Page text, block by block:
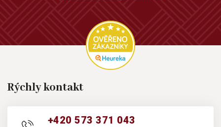
Rýchly kontakt
+420 573 371 043